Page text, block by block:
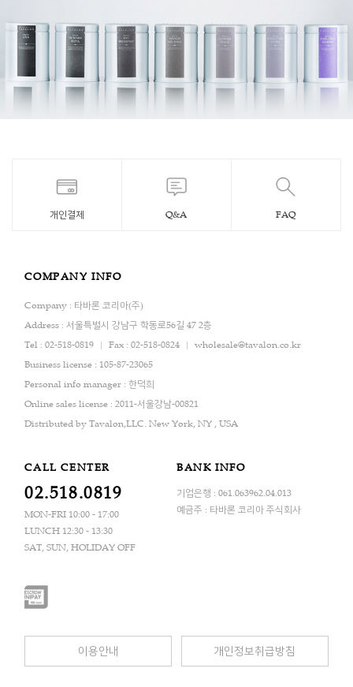
개인결제 Q&A FAQ
COMPANY INFO
Company : 타바론 코리아(주)
Address : 서울특별시 강남구 학동로56길 47 2층
Tel : 02-518-0819
Fax : 02-518-0824
wholesale@tavalon.co.kr
Business license : 105-87-23065
Personal info manager : 한덕희
Online sales license : 2011-서울강남-00821
Distributed by Tavalon,LLC. New York, NY , USA
CALL CENTER
02.518.0819
MON-FRI 10:00 - 17:00
LUNCH 12:30 - 13:30
SAT, SUN, HOLIDAY OFF
BANK INFO
기업은행 : 061.063962.04.013
예금주 : 타바론 코리아 주식회사
이용안내 개인정보취급방침